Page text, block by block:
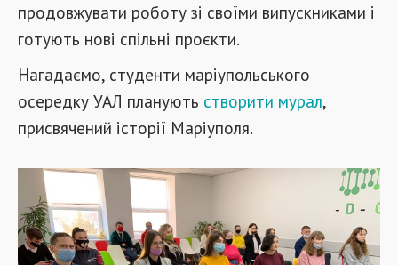
продовжувати роботу зі своїми випускниками і
готують нові спільні проєкти.
Нагадаємо, студенти маріупольського
осередку УАЛ планують створити мурал,
присвячений історії Маріуполя.